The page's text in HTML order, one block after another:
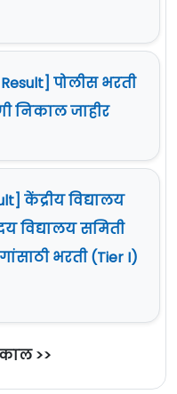
पोलीस भरती
निकाल जाहीर
केंद्रीय विद्यालय
विद्यालय समिती
भरती (Tier I)
>>